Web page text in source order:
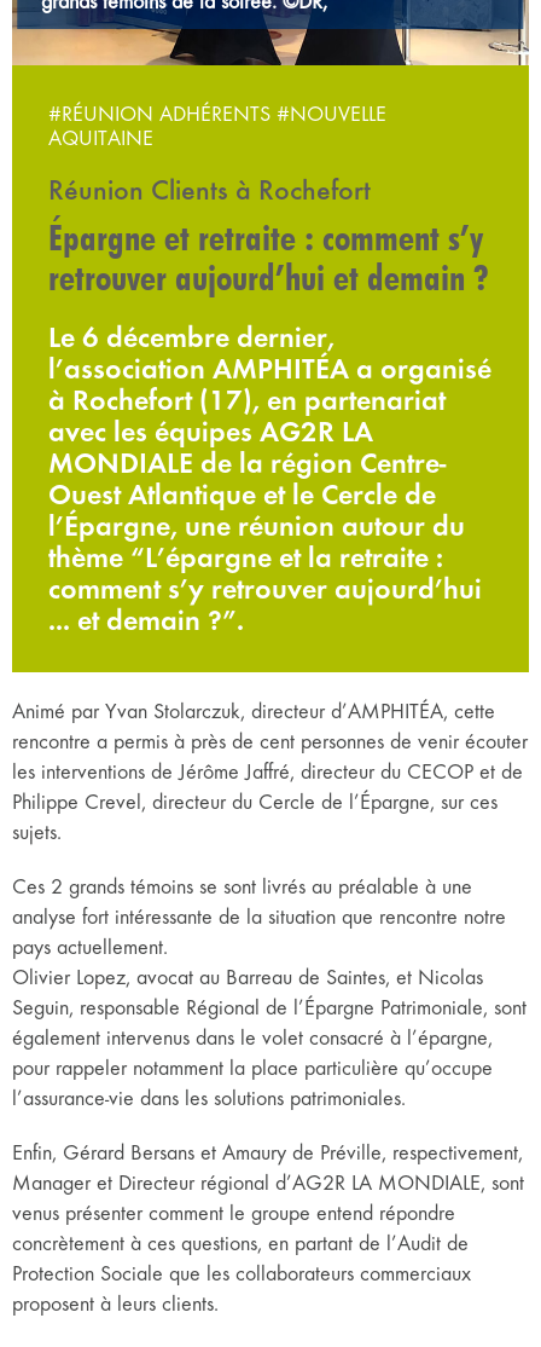
#RÉUNION ADHÉRENTS #NOUVELLE
AQUITAINE
Réunion Clients à Rochefort
Épargne et retraite : comment s’y
retrouver aujourd’hui et demain ?
Le 6 décembre dernier,
l’association AMPHITÉA a organisé
à Rochefort (17), en partenariat
avec les équipes AG2R LA
MONDIALE de la région Centre-
Ouest Atlantique et le Cercle de
l’Épargne, une réunion autour du
thème “L’épargne et la retraite :
comment s’y retrouver aujourd’hui
... et demain ?”.
Animé par Yvan Stolarczuk, directeur d’AMPHITÉA, cette
rencontre a permis à près de cent personnes de venir écouter
les interventions de Jérôme Jaffré, directeur du CECOP et de
Philippe Crevel, directeur du Cercle de l’Épargne, sur ces
sujets.
Ces 2 grands témoins se sont livrés au préalable à une
analyse fort intéressante de la situation que rencontre notre
pays actuellement.
Olivier Lopez, avocat au Barreau de Saintes, et Nicolas
Seguin, responsable Régional de l’Épargne Patrimoniale, sont
également intervenus dans le volet consacré à l’épargne,
pour rappeler notamment la place particulière qu’occupe
l’assurance-vie dans les solutions patrimoniales.
Enfin, Gérard Bersans et Amaury de Préville, respectivement,
Manager et Directeur régional d’AG2R LA MONDIALE, sont
venus présenter comment le groupe entend répondre
concrètement à ces questions, en partant de l’Audit de
Protection Sociale que les collaborateurs commerciaux
proposent à leurs clients.